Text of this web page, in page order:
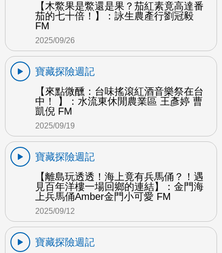
【木鱉果是鱉還是果？茄紅素竟高達番
茄的七十倍！】：詠生農產行劉冠毅
FM
2025/09/26
寶藏探險週記
【來點微醺：台味搖滾紅酒音樂祭在台
中！ 】：水流東休閒農業區 王彥婷 曹
凱倪 FM
2025/09/19
寶藏探險週記
【離島玩透透！海上竟有兵馬俑？！遇
見百年洋樓一場回鄉的連結】：金門海
上兵馬俑Amber金門小可愛 FM
2025/09/12
寶藏探險週記